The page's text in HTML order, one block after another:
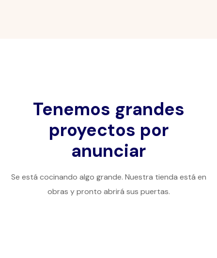
Tenemos grandes
proyectos por
anunciar
Se está cocinando algo grande. Nuestra tienda está en
obras y pronto abrirá sus puertas.